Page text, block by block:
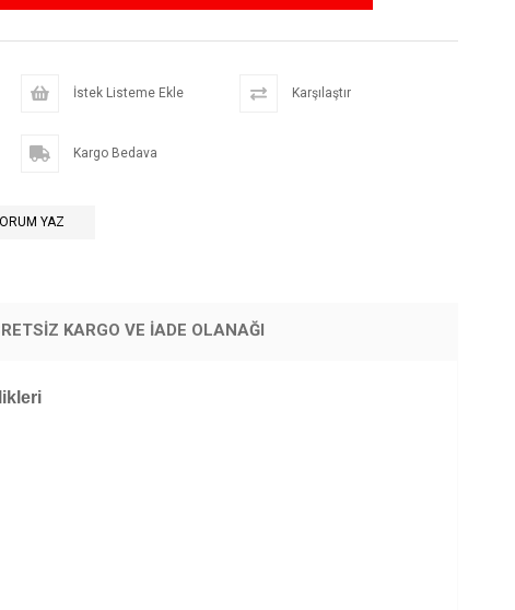
İstek Listeme Ekle Karşılaştır
Kargo Bedava
YAZ
KARGO VE İADE OLANAĞI